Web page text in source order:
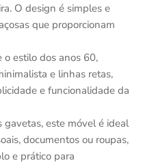
O design é simples e
que proporcionam
o estilo dos anos 60,
e linhas retas,
e funcionalidade da
gavetas, este móvel é ideal
documentos ou roupas,
e prático para